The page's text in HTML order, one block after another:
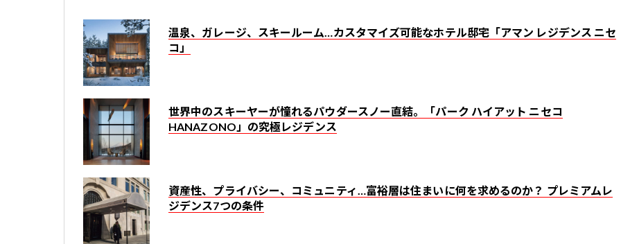
温泉、ガレージ、スキールーム…カスタマイズ可能なホテル邸宅「アマン レジデンス ニセ
コ」
世界中のスキーヤーが憧れるパウダースノー直結。「パーク ハイアット ニセコ
HANAZONO」の究極レジデンス
資産性、プライバシー、コミュニティ…富裕層は住まいに何を求めるのか？ プレミアムレ
ジデンス7つの条件